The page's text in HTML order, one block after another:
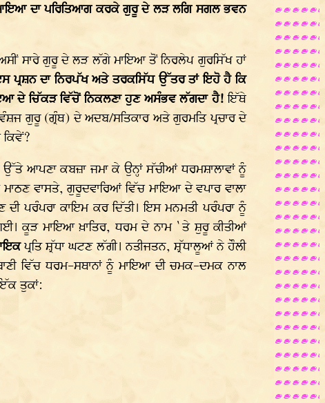
ਦਾ ਪਰਿਤਿਆਗ ਕਰਕੇ ਗੁਰੂ ਦੇ ਲੜ ਲਗਿ ਸਗਲ ਭਵਨ
ਸਾਰੇ ਗੁਰੂ ਦੇ ਲੜ ਲੱਗੇ ਮਾਇਆ ਤੋਂ ਨਿਰਲੇਪ ਗੁਰਸਿੱਖ ਹਾਂ
ਪ੍ਰਸ਼ਨ ਦਾ ਨਿਰਪੱਖ ਅਤੇ ਤਰਕਸਿੱਧ ਉੱਤਰ ਤਾਂ ਇਹੋ ਹੈ ਕਿ
ਦੇ ਚਿੱਕੜ ਵਿੱਚੋਂ ਨਿਕਲਣਾ ਹੁਣ ਅਸੰਭਵ ਲੱਗਦਾ ਹੈ!ਇੱਥੇ
ਗੁਰੂ (ਗ੍ਰੰਥ) ਦੇ ਅਦਬ/ਸਤਿਕਾਰ ਅਤੇ ਗੁਰਮਤਿ ਪ੍ਰਚਾਰ ਦੇ
ਆਪਣਾ ਕਬਜ਼ਾ ਜਮਾ ਕੇ ਉਨ੍ਹਾਂ ਸੱਚੀਆਂ ਧਰਮਸ਼ਾਲਾਵਾਂ ਨੂੰ
ਵਾਸਤੇ, ਗੁਰੂਦਵਾਰਿਆਂ ਵਿੱਚ ਮਾਇਆ ਦੇ ਵਪਾਰ ਵਾਲਾ
ਪਰੰਪਰਾ ਕਾਇਮ ਕਰ ਦਿੱਤੀ। ਇਸ ਮਨਮਤੀ ਪਰੰਪਰਾ ਨੂੰ
ਕੂੜ ਮਾਇਆ ਖ਼ਾਤਿਰ, ਧਰਮ ਦੇ ਨਾਮ `ਤੇ ਸ਼ੁਰੂ ਕੀਤੀਆਂ
ਪ੍ਰਤਿ ਸ਼੍ਰੱਧਾ ਘਟਣ ਲੱਗੀ। ਨਤੀਜਤਨ, ਸ਼੍ਰੱਧਾਲੂਆਂ ਨੇ ਹੌਲੀ
ਵਿੱਚ ਧਰਮ-ਸਥਾਨਾਂ ਨੂੰ ਮਾਇਆ ਦੀ ਚਮਕ-ਦਮਕ ਨਾਲ
ਤੁਕਾਂ: